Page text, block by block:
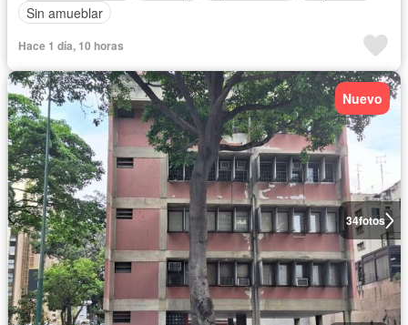
Sin amueblar
Hace 1 día, 10 horas
34fotos
Nuevo